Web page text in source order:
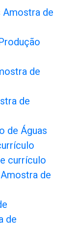
Amostra de
de
de
de Águas
currículo
de
de